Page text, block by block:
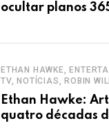
ocultar planos
ETHAN HAWKE,
TV, NOTÍCIAS, ROBIN
Ethan Hawke:
quatro décadas